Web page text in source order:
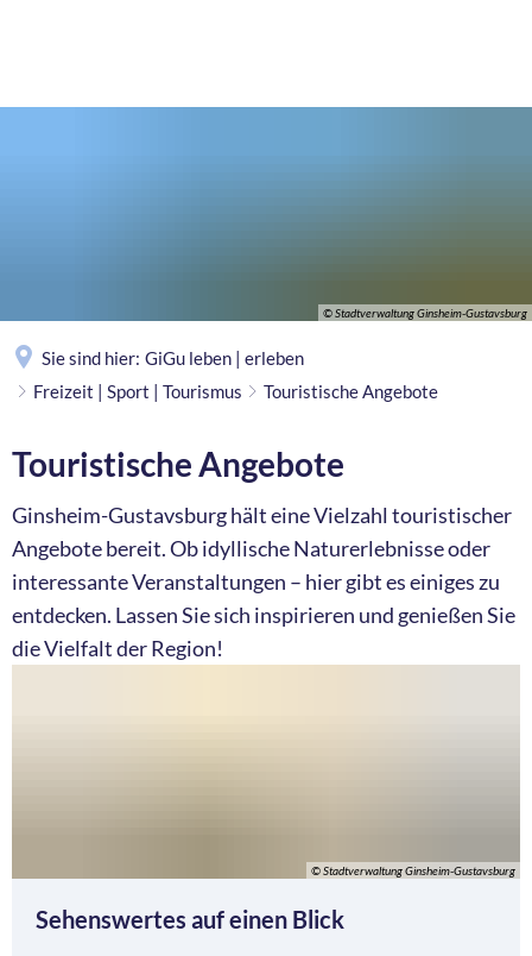
© Stadtverwaltung Ginsheim-Gustavsburg
Sie sind hier: GiGu leben | erleben
Freizeit | Sport | Tourismus
Touristische Angebote
Touristische Angebote
Ginsheim-Gustavsburg hält eine Vielzahl touristischer
Angebote bereit. Ob idyllische Naturerlebnisse oder
interessante Veranstaltungen – hier gibt es einiges zu
entdecken. Lassen Sie sich inspirieren und genießen Sie
die Vielfalt der Region!
© Stadtverwaltung Ginsheim-Gustavsburg
Sehenswertes auf einen Blick